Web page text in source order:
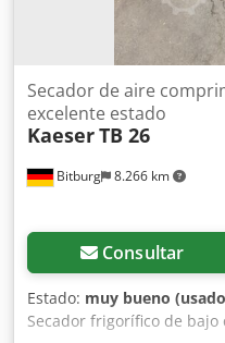
Bitburg 8.266 km
Secador de aire
excelente estado
KaeserTB 26
Consultar
Estado: muy bueno
Secador frigorífico de bajo